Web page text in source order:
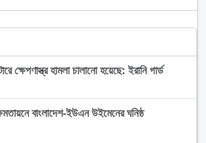
ক্ষেপণাস্ত্র হামলা চালানো হয়েছে: ইরানি গার্ড
বাংলাদেশ-ইউএন উইমেনের ঘনিষ্ঠ